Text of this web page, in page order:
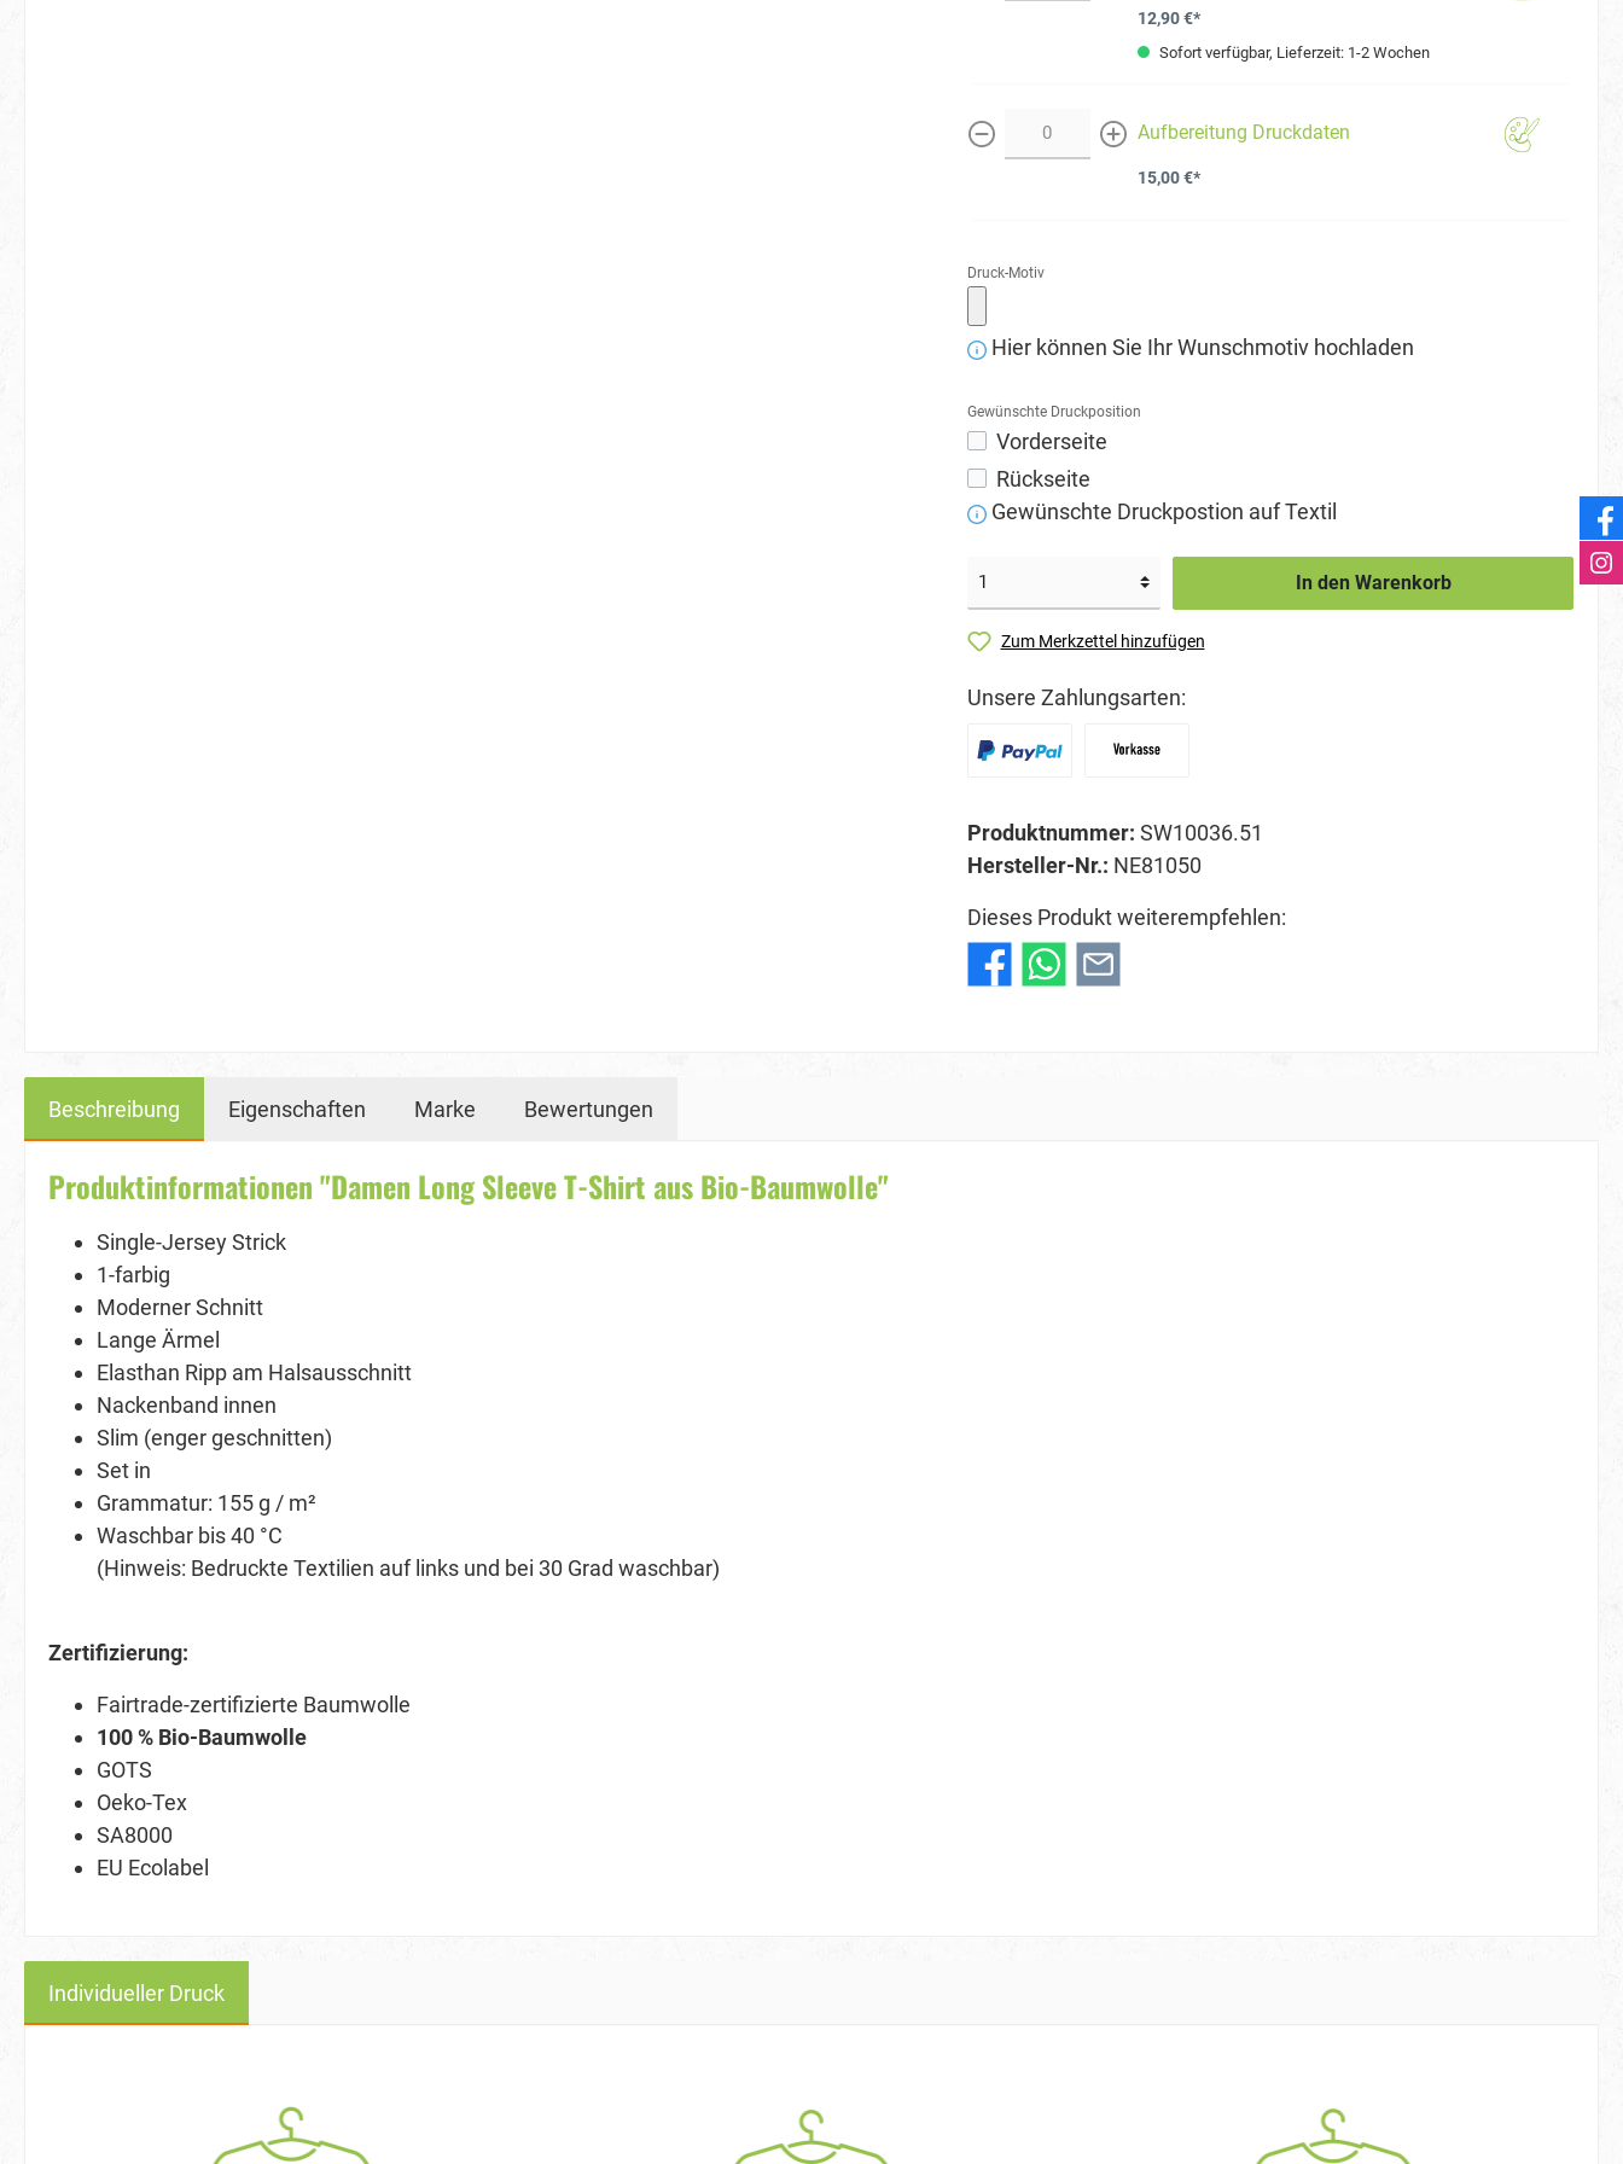
12,90 €*
Sofort verfügbar, Lieferzeit: 1-2 Wochen
weniger mehr
Aufbereitung Druckdaten
15,00 €*
Druck-Motiv
Hier können Sie Ihr Wunschmotiv hochladen
Gewünschte Druckposition
Vorderseite
Rückseite
Gewünschte Druckpostion auf Textil
In den Warenkorb
Zum Merkzettel hinzufügen
Unsere Zahlungsarten:
Produktnummer: SW10036.51
Hersteller-Nr.: NE81050
Dieses Produkt weiterempfehlen:
Beschreibung Eigenschaften Marke Bewertungen
Produktinformationen "Damen Long Sleeve T-Shirt aus Bio-Baumwolle"
Single-Jersey Strick
1-farbig
Moderner Schnitt
Lange Ärmel
Elasthan Ripp am Halsausschnitt
Nackenband innen
Slim (enger geschnitten)
Set in
Grammatur: 155 g / m²
Waschbar bis 40 °C
(Hinweis: Bedruckte Textilien auf links und bei 30 Grad waschbar)
Zertifizierung:
Fairtrade-zertifizierte Baumwolle
100 % Bio-Baumwolle
GOTS
Oeko-Tex
SA8000
EU Ecolabel
Individueller Druck